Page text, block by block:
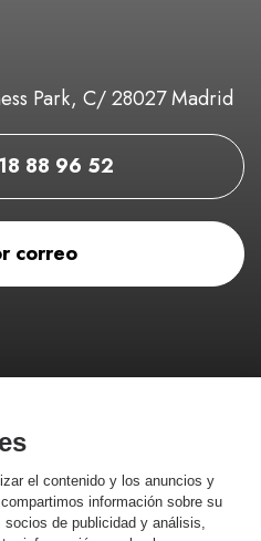
Park, C/ 28027 Madrid
88 96 52
correo
nuestros buenos planes!